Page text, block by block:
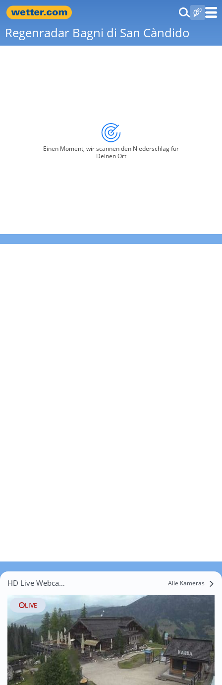
Regenradar Bagni di San Càndido
Einen Moment, wir scannen den Niederschlag für
Deinen Ort
HD Live Webcams Bagni di San Càndido Alle Kameras
LIVE